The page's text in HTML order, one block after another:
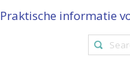
Praktische informatie